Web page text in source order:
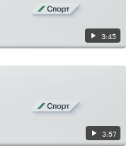
3:45
3:57